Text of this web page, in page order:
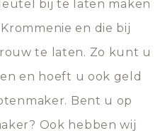
bij te laten maken
en die bij
te laten. Zo kunt u
en hoeft u ook geld
Bent u op
Ook hebben wij